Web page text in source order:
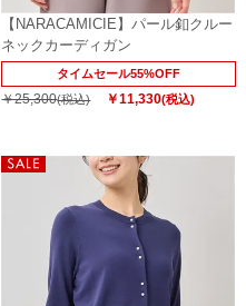
【NARACAMICIE】パール釦クルー
ネックカーディガン
タイムセール55%OFF
￥25,300(税込) ￥11,330(税込)